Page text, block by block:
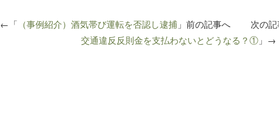
←「 （事例紹介）酒気帯び運転を否認し逮捕 」前の記事へ 次の記
交通違反反則金を支払わないとどうなる？① 」→